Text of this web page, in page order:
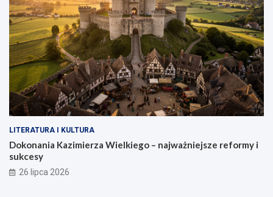
LITERATURA I KULTURA
Dokonania Kazimierza Wielkiego – najważniejsze reformy i
sukcesy
26 lipca 2026